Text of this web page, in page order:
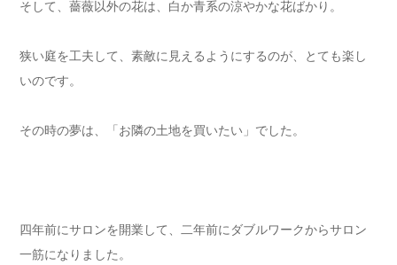
そして、薔薇以外の花は、白か青系の涼やかな花ばかり。
狭い庭を工夫して、素敵に見えるようにするのが、とても楽し
いのです。
その時の夢は、「お隣の土地を買いたい」でした。
四年前にサロンを開業して、二年前にダブルワークからサロン
一筋になりました。